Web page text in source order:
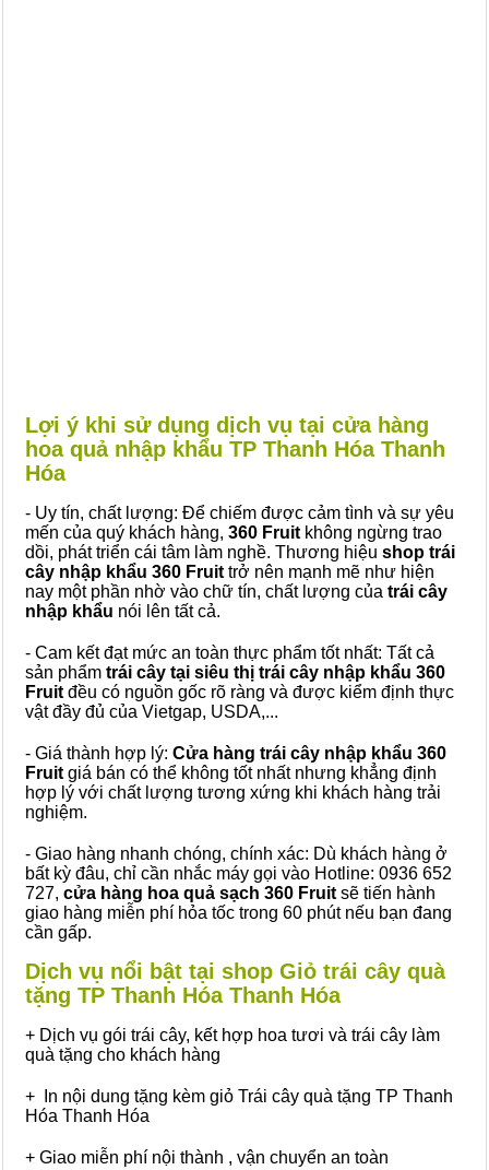
Lợi ý khi sử dụng dịch vụ tại cửa hàng
hoa quả nhập khẩu TP Thanh Hóa Thanh
Hóa
- Uy tín, chất lượng: Để chiếm được cảm tình và sự yêu
mến của quý khách hàng, 360 Fruit không ngừng trao
dồi, phát triển cái tâm làm nghề. Thương hiệu shop trái
cây nhập khẩu 360 Fruit trở nên mạnh mẽ như hiện
nay một phần nhờ vào chữ tín, chất lượng của trái cây
nhập khẩu nói lên tất cả.
- Cam kết đạt mức an toàn thực phẩm tốt nhất: Tất cả
sản phẩm trái cây tại siêu thị trái cây nhập khẩu 360
Fruit đều có nguồn gốc rõ ràng và được kiểm định thực
vật đầy đủ của Vietgap, USDA,...
- Giá thành hợp lý: Cửa hàng trái cây nhập khẩu 360
Fruit giá bán có thể không tốt nhất nhưng khẳng định
hợp lý với chất lượng tương xứng khi khách hàng trải
nghiệm.
- Giao hàng nhanh chóng, chính xác: Dù khách hàng ở
bất kỳ đâu, chỉ cần nhắc máy gọi vào Hotline: 0936 652
727, cửa hàng hoa quả sạch 360 Fruit sẽ tiến hành
giao hàng miễn phí hỏa tốc trong 60 phút nếu bạn đang
cần gấp.
Dịch vụ nổi bật tại shop Giỏ trái cây quà
tặng TP Thanh Hóa Thanh Hóa
+ Dịch vụ gói trái cây, kết hợp hoa tươi và trái cây làm
quà tặng cho khách hàng
+ In nội dung tặng kèm giỏ Trái cây quà tặng TP Thanh
Hóa Thanh Hóa
+ Giao miễn phí nội thành , vận chuyển an toàn